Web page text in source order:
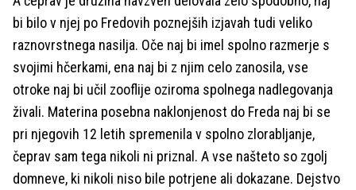
bi bilo v njej po Fredovih poznejših izjavah tudi veliko
raznovrstnega nasilja. Oče naj bi imel spolno razmerje s
svojimi hčerkami, ena naj bi z njim celo zanosila, vse
otroke naj bi učil zooflije oziroma spolnega nadlegovanja
živali. Materina posebna naklonjenost do Freda naj bi se
pri njegovih 12 letih spremenila v spolno zlorabljanje,
čeprav sam tega nikoli ni priznal. A vse našteto so zgolj
domneve, ki nikoli niso bile potrjene ali dokazane. Dejstvo